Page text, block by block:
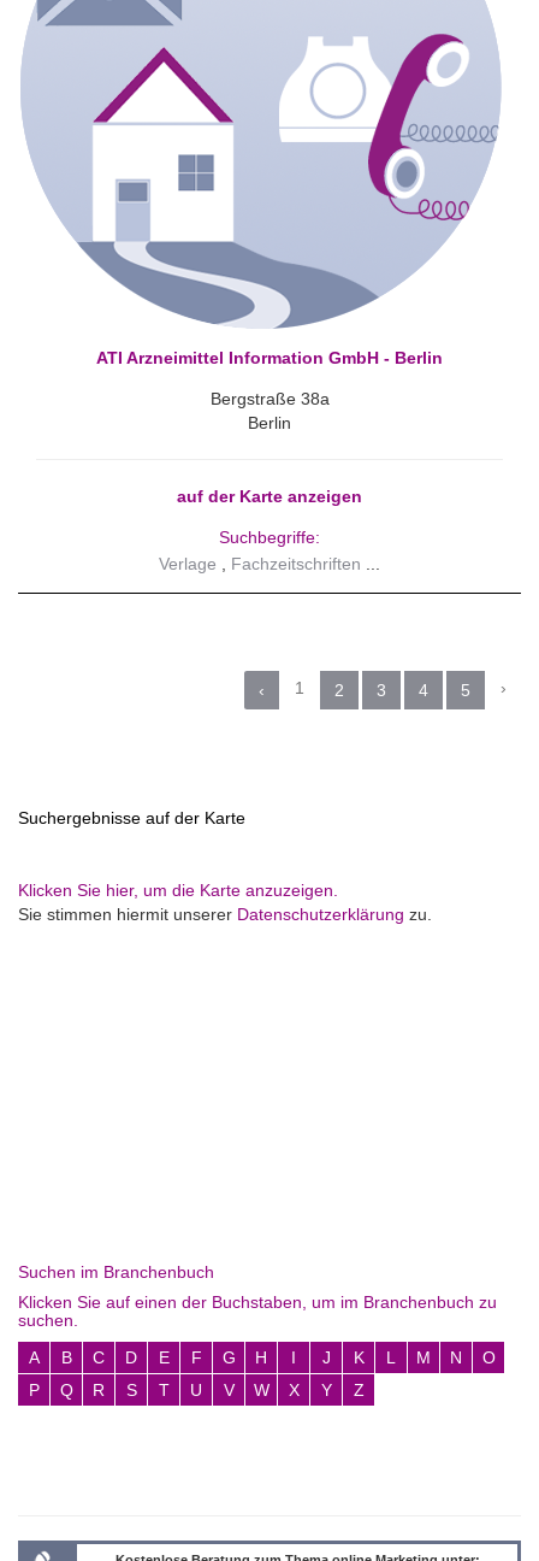
ATI Arzneimittel Information GmbH - Berlin
Bergstraße 38a
Berlin
auf der Karte anzeigen
Suchbegriffe:
Verlage
Fachzeitschriften
‹ 1 2 3 4 5 ›
Suchergebnisse auf der Karte
Klicken Sie hier, um die Karte anzuzeigen.
Sie stimmen hiermit unserer Datenschutzerklärung zu.
Suchen im Branchenbuch
Klicken Sie auf einen der Buchstaben, um im Branchenbuch zu
suchen.
A
B C D E F G H I J K L M N
O
P
Q R S T U V W X Y Z